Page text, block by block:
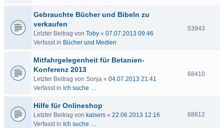
Gebrauchte Bücher und Bibeln zu
verkaufen
Letzter Beitrag von Toby « 07.07.2013 09:46
Verfasst in Bücher und Medien
53943
Mitfahrgelegenheit für Betanien-
Konferenz 2013
Letzter Beitrag von Sonja « 04.07.2013 21:41
Verfasst in Ich suche …
68410
Hilfe für Onlineshop
Letzter Beitrag von kaisers « 22.06.2013 12:16
Verfasst in Ich suche …
68812